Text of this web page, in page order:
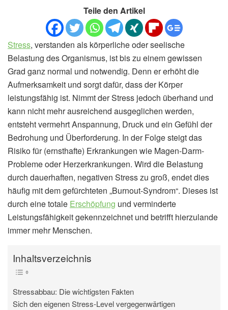
Teile den Artikel
Stress, verstanden als körperliche oder seelische
Belastung des Organismus, ist bis zu einem gewissen
Grad ganz normal und notwendig. Denn er erhöht die
Aufmerksamkeit und sorgt dafür, dass der Körper
leistungsfähig ist. Nimmt der Stress jedoch überhand und
kann nicht mehr ausreichend ausgeglichen werden,
entsteht vermehrt Anspannung, Druck und ein Gefühl der
Bedrohung und Überforderung. In der Folge steigt das
Risiko für (ernsthafte) Erkrankungen wie Magen-Darm-
Probleme oder Herzerkrankungen. Wird die Belastung
durch dauerhaften, negativen Stress zu groß, endet dies
häufig mit dem gefürchteten „Burnout-Syndrom“. Dieses ist
durch eine totale Erschöpfung und verminderte
Leistungsfähigkeit gekennzeichnet und betrifft hierzulande
immer mehr Menschen.
Inhaltsverzeichnis
Stressabbau: Die wichtigsten Fakten
Sich den eigenen Stress-Level vergegenwärtigen